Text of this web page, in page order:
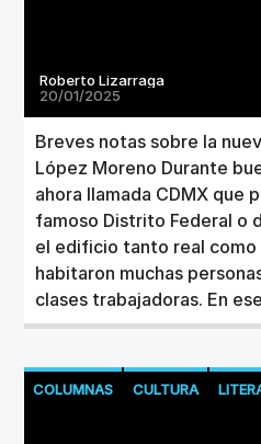
Roberto Lizarraga
20/01/2025
Breves notas sobre la
López Moreno Durante
ahora llamada CDMX que
famoso Distrito Federal o
el edificio tanto real como
habitaron muchas
clases trabajadoras. En
COLUMNAS CULTURA